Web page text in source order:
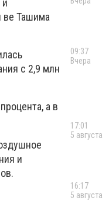
ве Ташима
с 2,9 млн
а в
и
09:37
Вчера
17:01
5 августа
16:17
5 августа